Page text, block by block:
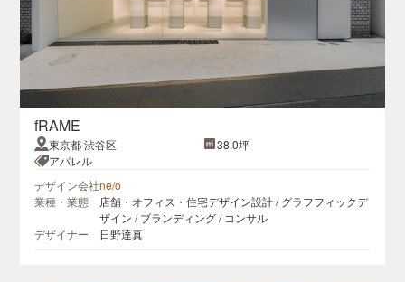
fRAME
東京都 渋谷区
38.0坪
アパレル
デザイン会社ne/o
業種・業態
店舗・オフィス・住宅デザイン設計 / グラフフィックデ
ザイン / ブランディング / コンサル
デザイナー
日野達真